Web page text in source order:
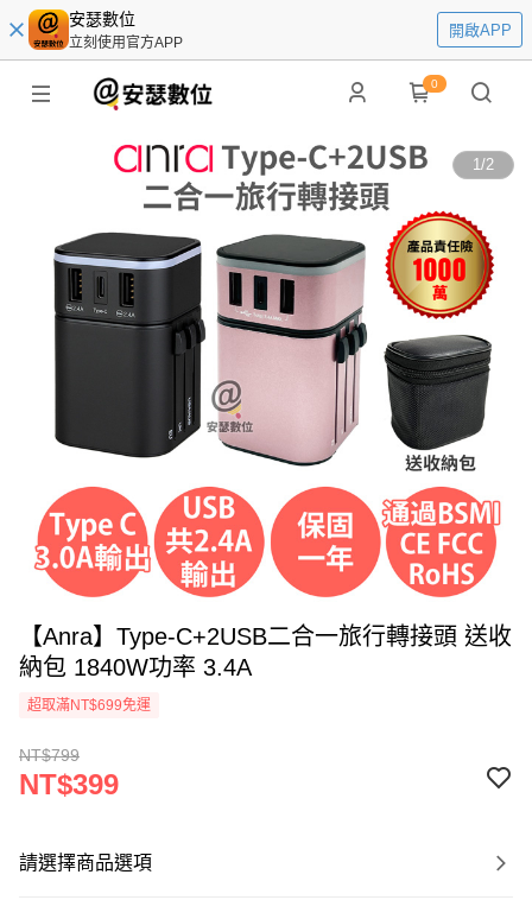
安瑟數位
立刻使用官方APP
開啟APP
0
1/2
【Anra】Type-C+2USB二合一旅行轉接頭 送收
納包 1840W功率 3.4A
超取滿NT$699免運
NT$799
NT$399
請選擇商品選項